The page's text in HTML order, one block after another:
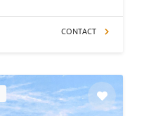
CONTACT